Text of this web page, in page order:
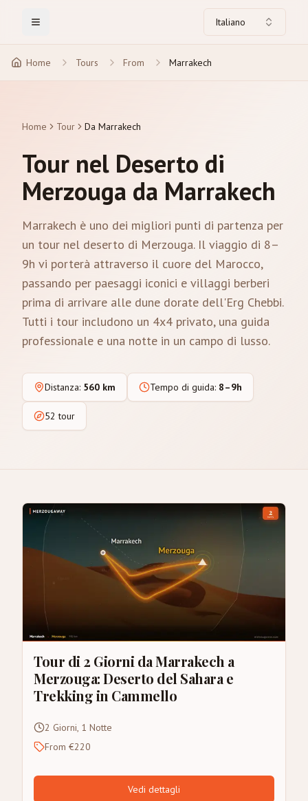
Toggle Menu Italiano
Home Tours From Marrakech
Home Tour Da Marrakech
Tour nel Deserto di
Merzouga da Marrakech
Marrakech è uno dei migliori punti di partenza per
un tour nel deserto di Merzouga. Il viaggio di 8–
9h vi porterà attraverso il cuore del Marocco,
passando per paesaggi iconici e villaggi berberi
prima di arrivare alle dune dorate dell'Erg Chebbi.
Tutti i tour includono un 4x4 privato, una guida
professionale e una notte in un campo di lusso.
Distanza: 560 km Tempo di guida: 8–9h
52 tour
Tour di 2 Giorni da Marrakech a
Merzouga: Deserto del Sahara e
Trekking in Cammello
2 Giorni, 1 Notte
From €220
Vedi dettagli